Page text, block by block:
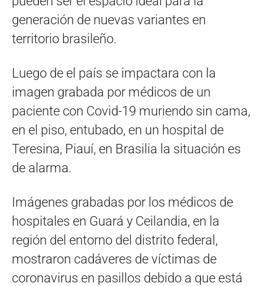
generación de nuevas variantes en
territorio brasileño.
Luego de el país se impactara con la
imagen grabada por médicos de un
paciente con Covid-19 muriendo sin cama,
en el piso, entubado, en un hospital de
Teresina, Piauí, en Brasilia la situación es
de alarma.
Imágenes grabadas por los médicos de
hospitales en Guará y Ceilandia, en la
región del entorno del distrito federal,
mostraron cadáveres de víctimas de
coronavirus en pasillos debido a que está